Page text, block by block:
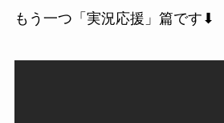
もう一つ「実況応援」篇です⬇